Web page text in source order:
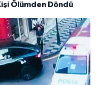
Ölümden Döndü